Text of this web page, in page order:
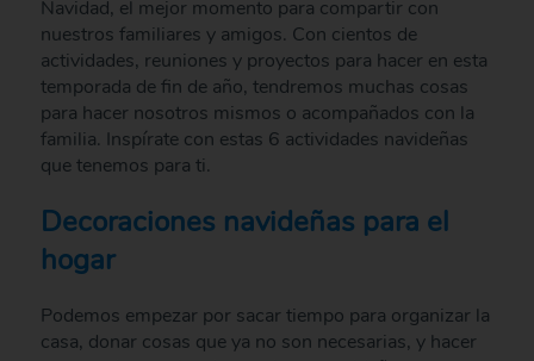
Navidad, el mejor momento para compartir con
nuestros familiares y amigos. Con cientos de
actividades, reuniones y proyectos para hacer en esta
temporada de fin de año, tendremos muchas cosas
para hacer nosotros mismos o acompañados con la
familia. Inspírate con estas 6 actividades navideñas
que tenemos para ti.
Decoraciones navideñas para el
hogar
Podemos empezar por sacar tiempo para organizar la
casa, donar cosas que ya no son necesarias, y hacer